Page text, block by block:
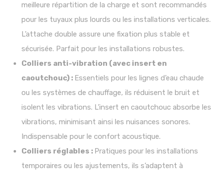
meilleure répartition de la charge et sont recommandés
pour les tuyaux plus lourds ou les installations verticales.
L’attache double assure une fixation plus stable et
sécurisée. Parfait pour les installations robustes.
Colliers anti-vibration (avec insert en
caoutchouc) : Essentiels pour les lignes d’eau chaude
ou les systèmes de chauffage, ils réduisent le bruit et
isolent les vibrations. L’insert en caoutchouc absorbe les
vibrations, minimisant ainsi les nuisances sonores.
Indispensable pour le confort acoustique.
Colliers réglables : Pratiques pour les installations
temporaires ou les ajustements, ils s’adaptent à